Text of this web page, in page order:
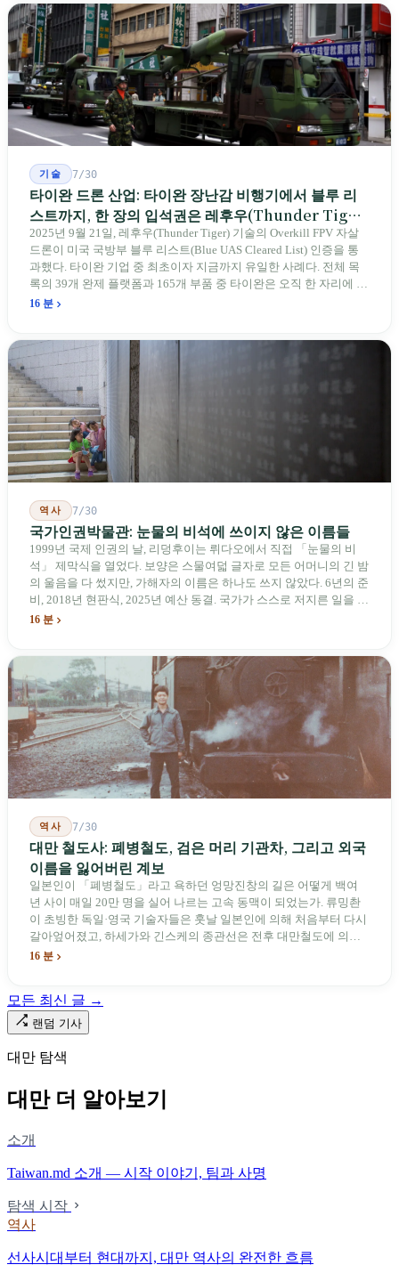
기술 7/30
타이완 드론 산업: 타이완 장난감 비행기에서 블루 리
스트까지, 한 장의 입석권은 레후우(Thunder Tiger)
에게
2025년 9월 21일, 레후우(Thunder Tiger) 기술의 Overkill FPV 자살
드론이 미국 국방부 블루 리스트(Blue UAS Cleared List) 인증을 통
과했다. 타이완 기업 중 최초이자 지금까지 유일한 사례다. 전체 목
록의 39개 완제 플랫폼과 165개 부품 중 타이완은 오직 한 자리에 불
과하다. 2026년 4월, 미국 양당 소속 상원의원 4명이 《타이완을 위
를 드러낸다: 타이완의 진입이 너무 느려 미국 스스로가 입법을 통해
장벽을 낮춰야 한다는 점이다. 타이완에서 46년간 원격 조종 장난감
비행기를 만들어 온 한 회사가 오하이오주에 두 번째 공장을 건설할
계획을 세우고 있다.
16 분
역사 7/30
국가인권박물관: 눈물의 비석에 쓰이지 않은 이름들
1999년 국제 인권의 날, 리덩후이는 뤼다오에서 직접 「눈물의 비
석」 제막식을 열었다. 보양은 스물여덟 글자로 모든 어머니의 긴 밤
의 울음을 다 썼지만, 가해자의 이름은 하나도 쓰지 않았다. 6년의 준
비, 2018년 현판식, 2025년 예산 동결. 국가가 스스로 저지른 일을 기
념하기 위해 스스로 세운 박물관. 계엄 해제 39년 동안 사법 재판을
16 분
역사 7/30
대만 철도사: 폐병철도, 검은 머리 기관차, 그리고 외국
이름을 잃어버린 계보
일본인이 「폐병철도」라고 욕하던 엉망진창의 길은 어떻게 백여
년 사이 매일 20만 명을 실어 나르는 고속 동맥이 되었는가. 류밍촨
이 초빙한 독일·영국 기술자들은 훗날 일본인에 의해 처음부터 다시
갈아엎어졌고, 하세가와 긴스케의 종관선은 전후 대만철도에 의해
이름과 번호가 바뀌었다. 세대마다 앞선 세대의 기록을 주석으로 밀
다. 마침내 푸유마·타로코 세대에 이르러서야 원주민 지명이 다시 철
로 위에 깔렸다.
16 분
모든 최신 글 →
랜덤 기사
대만 탐색
대만 더 알아보기
소개
Taiwan.md 소개 — 시작 이야기, 팀과 사명
탐색 시작
역사
선사시대부터 현대까지, 대만 역사의 완전한 흐름